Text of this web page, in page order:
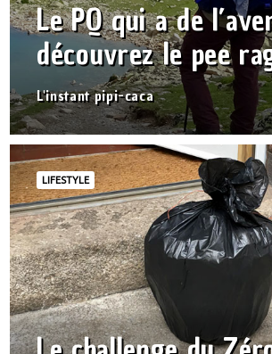
Le PQ qui a de
découvrez le pee
L'instant pipi-caca
LIFESTYLE